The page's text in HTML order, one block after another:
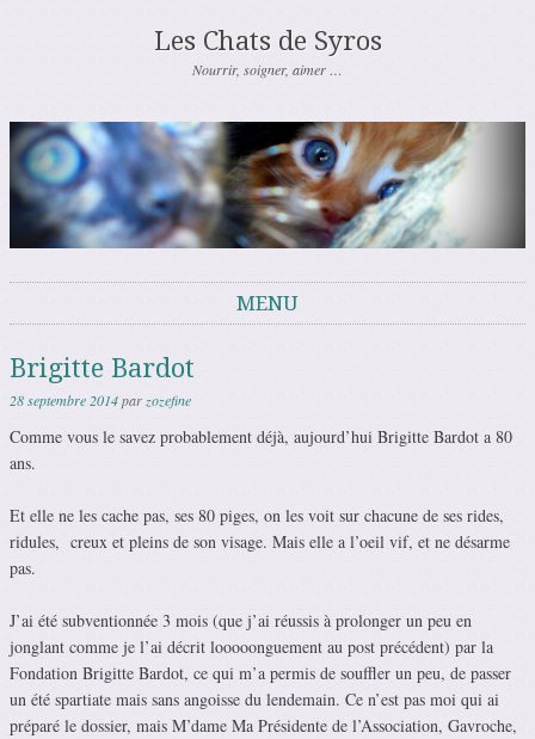
Les Chats de Syros
Nourrir, soigner, aimer …
MENU
Brigitte Bardot
28 septembre 2014parzozefine
Comme vous le savez probablement déjà, aujourd’hui Brigitte Bardot a 80
ans.
Et elle ne les cache pas, ses 80 piges, on les voit sur chacune de ses rides,
ridules, creux et pleins de son visage. Mais elle a l’oeil vif, et ne désarme
pas.
J’ai été subventionnée 3 mois (que j’ai réussis à prolonger un peu en
jonglant comme je l’ai décrit looooonguement au post précédent) par la
Fondation Brigitte Bardot, ce qui m’a permis de souffler un peu, de passer
un été spartiate mais sans angoisse du lendemain. Ce n’est pas moi qui ai
préparé le dossier, mais M’dame Ma Présidente de l’Association, Gavroche,